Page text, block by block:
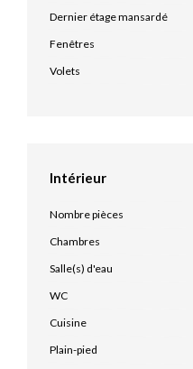
Dernier étage mansardé
Fenêtres
Volets
Intérieur
Nombre pièces
Chambres
Salle(s) d'eau
WC
Cuisine
Plain-pied